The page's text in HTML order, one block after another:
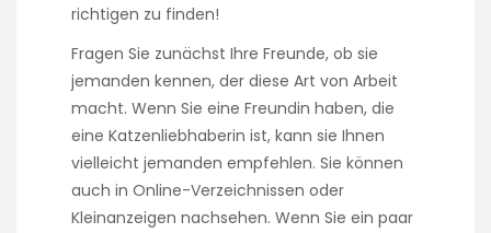
richtigen zu finden!
Fragen Sie zunächst Ihre Freunde, ob sie
jemanden kennen, der diese Art von Arbeit
macht. Wenn Sie eine Freundin haben, die
eine Katzenliebhaberin ist, kann sie Ihnen
vielleicht jemanden empfehlen. Sie können
auch in Online-Verzeichnissen oder
Kleinanzeigen nachsehen. Wenn Sie ein paar